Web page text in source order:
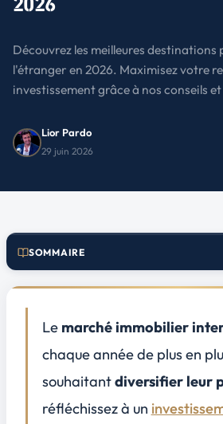
Découvrez les meilleures destinations
l'étranger en 2026. Maximisez votre
investissement grâce à nos conseils
Lior Pardo
29 juin 2026
SOMMAIRE
1 Pourquoi choisir l'investissement
Quelles sont les meilleures destinations
L’Europe du Sud : soleil, fiscalité douce et
Le marché immobilier
chaque année de plus en
souhaitantdiversifier leur
réfléchissez à un